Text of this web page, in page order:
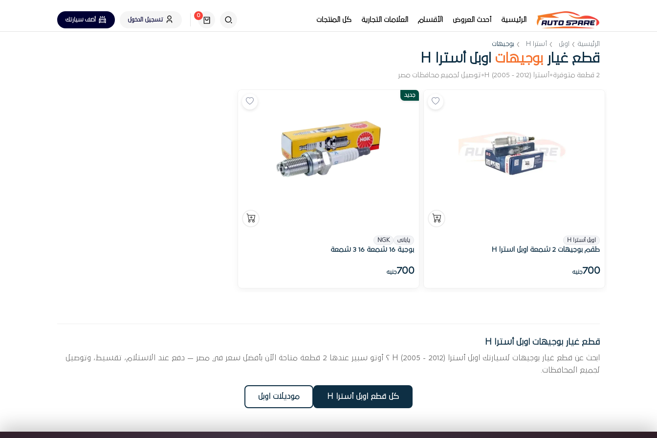
الرئيسية أحدث العروض الأقسام العلامات التجارية كل المنتجات
0
تسجيل الدخول
أضف سيارتك
الرئيسية اوبل أسترا H بوجيهات
قطع غيار بوجيهات اوبل أسترا H
2 قطعة متوفرة •أسترا H (2005 - 2012) •توصيل لجميع محافظات مصر
اوبل أسترا H
طقم بوجيهات 2 شمعة اوبل استرا H
700جنيه
جديد
يابانى NGK
بوجية 16 شمعة 16 3 شمعة
700جنيه
قطع غيار بوجيهات اوبل أسترا H
ابحث عن قطع غيار بوجيهات لسيارتك اوبل أسترا H (2005 - 2012) ؟ أوتو سبير عندها 2 قطعة متاحة الآن بأفضل سعر في مصر — دفع عند الاستلام، تقسيط، وتوصيل
لجميع المحافظات.
كل قطع اوبل أسترا H موديلات اوبل